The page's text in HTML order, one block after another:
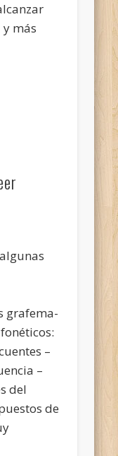
más
grafema-
–
–
del
de